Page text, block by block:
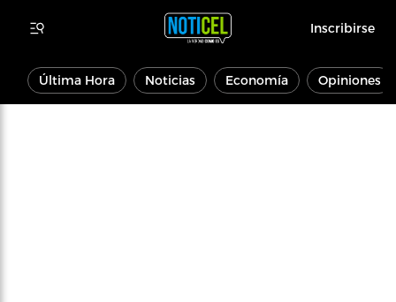
Inscribirse
Última Hora Noticias Economía Opiniones